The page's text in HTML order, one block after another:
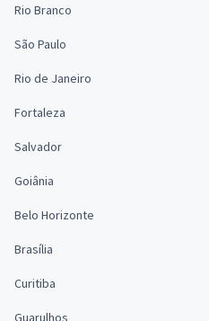
Rio Branco
São Paulo
Rio de Janeiro
Fortaleza
Salvador
Goiânia
Belo Horizonte
Brasília
Curitiba
Guarulhos